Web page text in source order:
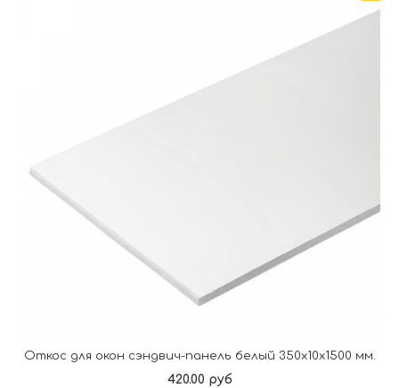
Откос для окон сэндвич-панель белый 350х10х1500 мм.
420.00 руб